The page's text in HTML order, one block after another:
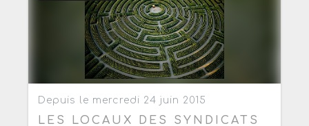
Depuis le mercredi 24 juin 2015
LES LOCAUX DES SYNDICATS